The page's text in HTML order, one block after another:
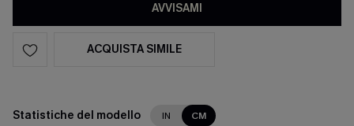
AVVISAMI
ACQUISTA SIMILE
Statistiche del modello IN CM